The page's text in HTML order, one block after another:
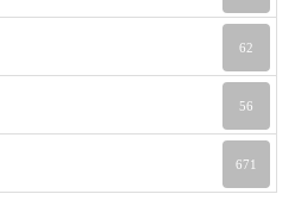
62
56
671